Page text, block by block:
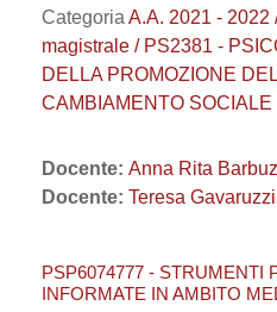
Categoria A.A. 2021 - 2022
magistrale / PS2381 -
DELLA PROMOZIONE
CAMBIAMENTO SOCIALE
Docente: Anna Rita
Docente: Teresa Gavaruzzi
PSP6074777 - STRUMENTI
INFORMATE IN AMBITO